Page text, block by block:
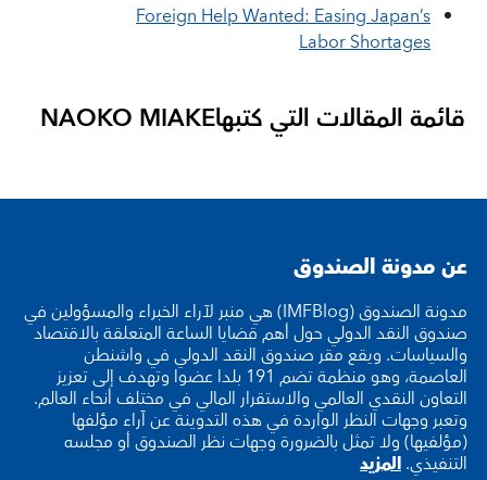
Foreign Help Wanted: Easing Japan’s
Labor Shortages
قائمة المقالات التي كتبهاNAOKO MIAKE
عن مدونة الصندوق
مدونة الصندوق (IMFBlog) هي منبر لآراء الخبراء والمسؤولين في
صندوق النقد الدولي حول أهم قضايا الساعة المتعلقة بالاقتصاد
والسياسات. ويقع مقر صندوق النقد الدولي في واشنطن
العاصمة، وهو منظمة تضم 191 بلدا عضوا وتهدف إلى تعزيز
التعاون النقدي العالمي والاستقرار المالي في مختلف أنحاء العالم.
وتعبر وجهات النظر الواردة في هذه التدوينة عن آراء مؤلفها
(مؤلفيها) ولا تمثل بالضرورة وجهات نظر الصندوق أو مجلسه
التنفيذي.المزيد